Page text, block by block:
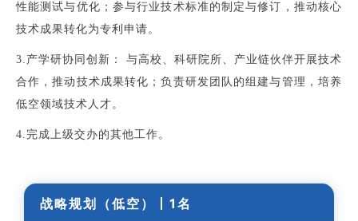
性能测试与优化；参与行业技术标准的制定与修订，推动核心
技术成果转化为专利申请。
3.产学研协同创新： 与高校、科研院所、产业链伙伴开展技术
合作，推动技术成果转化；负责研发团队的组建与管理，培养
低空领域技术人才。
4.完成上级交办的其他工作。
战略规划（低空）丨 1名